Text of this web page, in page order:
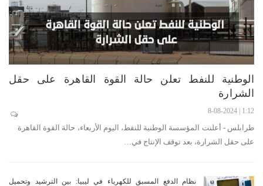
الوطنية للنفط تعلن حالة القوة القاهرة على حقل
الشرارة
1:12 | 8-08-2024
طرابلس - أعلنت المؤسسة الوطنية للنفط، اليوم الأربعاء، حالة القوة القاهرة
على حقل الشرارة، بعد توقف الإنتاج في…
نظام الدفع المسبق للكهرباء في ليبيا: بين الترشيد وتحميل